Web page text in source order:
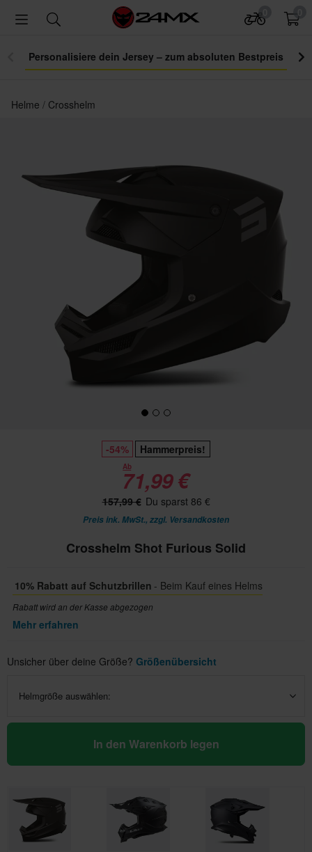
Personalisiere dein Jersey – zum absoluten Bestpreis
Helme Crosshelm
-54% Hammerpreis!
Ab
71,99 €
157,99 € Du sparst 86 €
Preis ink. MwSt., zzgl. Versandkosten
Crosshelm Shot Furious Solid
10% Rabatt auf Schutzbrillen - Beim Kauf eines Helms
Rabatt wird an der Kasse abgezogen
Mehr erfahren
Unsicher über deine Größe? Größenübersicht
Helmgröße auswählen:
In den Warenkorb legen